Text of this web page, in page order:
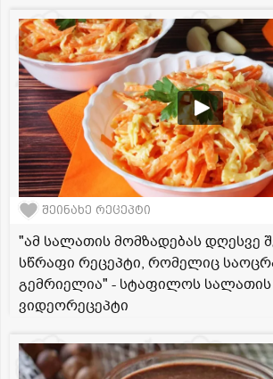
შეინახე რეცეპტი
"ამ სალათის მომზადებას დღესვე
სწრაფი რეცეპტი, რომელიც
გემრიელია" - სტაფილოს სალათის
ვიდეორეცეპტი